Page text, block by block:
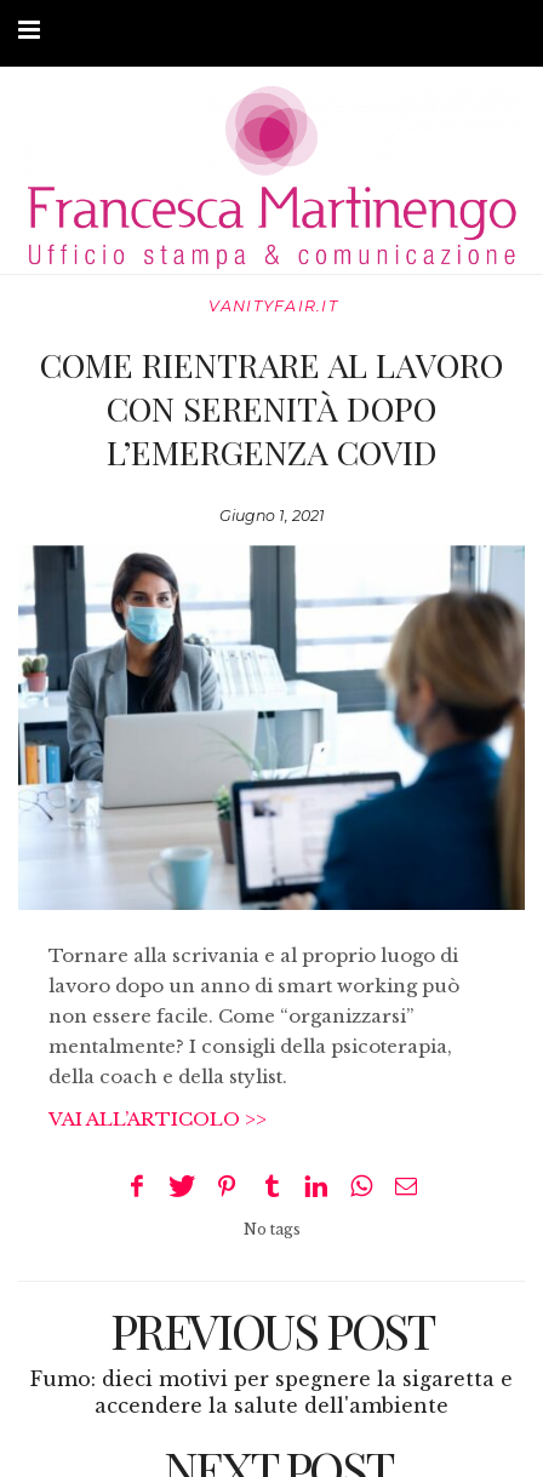
ARTICOLI
MODA ADATTIVA
PRIVACY
VANITYFAIR.IT
COME RIENTRARE AL LAVORO
CON SERENITÀ DOPO
L’EMERGENZA COVID
Giugno 1, 2021
Tornare alla scrivania e al proprio luogo di
lavoro dopo un anno di smart working può
non essere facile. Come “organizzarsi”
mentalmente? I consigli della psicoterapia,
della coach e della stylist.
VAI ALL’ARTICOLO >>
No tags
PREVIOUS POST
Fumo: dieci motivi per spegnere la sigaretta e
accendere la salute dell'ambiente